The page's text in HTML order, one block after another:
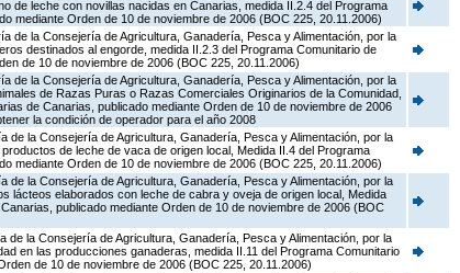
de leche con novillas nacidas en Canarias, medida II.2.4 del Programa
mediante Orden de 10 de noviembre de 2006 (BOC 225, 20.11.2006)
de la Consejería de Agricultura, Ganadería, Pesca y Alimentación, por la
destinados al engorde, medida II.2.3 del Programa Comunitario de
de 10 de noviembre de 2006 (BOC 225, 20.11.2006)
de la Consejería de Agricultura, Ganadería, Pesca y Alimentación, por la
de Razas Puras o Razas Comerciales Originarios de la Comunidad,
de Canarias, publicado mediante Orden de 10 de noviembre de 2006
la condición de operador para el año 2008
la Consejería de Agricultura, Ganadería, Pesca y Alimentación, por la
de leche de vaca de origen local, Medida II.4 del Programa
mediante Orden de 10 de noviembre de 2006 (BOC 225, 20.11.2006)
la Consejería de Agricultura, Ganadería, Pesca y Alimentación, por la
lácteos elaborados con leche de cabra y oveja de origen local, Medida
publicado mediante Orden de 10 de noviembre de 2006 (BOC
la Consejería de Agricultura, Ganadería, Pesca y Alimentación, por la
en las producciones ganaderas, medida II.11 del Programa Comunitario
de 10 de noviembre de 2006 (BOC 225, 20.11.2006)